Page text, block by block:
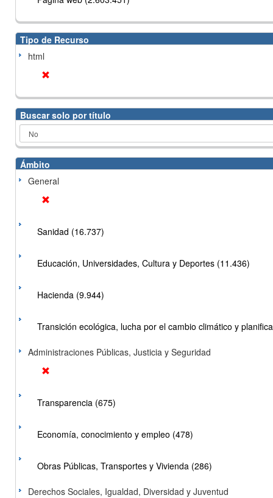
Tipo de Recurso
html
Buscar solo por título
Ámbito
General
Sanidad (16.737)
Educación, Universidades, Cultura y Deportes (11.436)
Hacienda (9.944)
Transición ecológica, lucha por el cambio climático y
Administraciones Públicas, Justicia y Seguridad
Transparencia (675)
Economía, conocimiento y empleo (478)
Obras Públicas, Transportes y Vivienda (286)
Derechos Sociales, Igualdad, Diversidad y Juventud